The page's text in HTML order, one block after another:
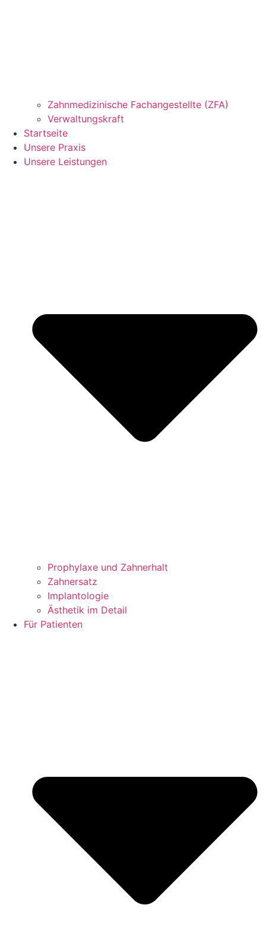
Zahnmedizinische Fachangestellte (ZFA)
Verwaltungskraft
Startseite
Unsere Praxis
Unsere Leistungen
Prophylaxe und Zahnerhalt
Zahnersatz
Implantologie
Ästhetik im Detail
Für Patienten